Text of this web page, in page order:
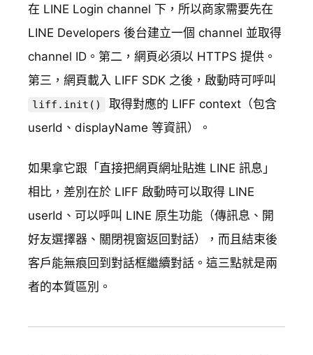
在 LINE Login channel 下，所以商家需要先在
LINE Developers 後台建立一個 channel 並取得
channel ID。第二，網頁必須以 HTTPS 提供。
第三，網頁載入 LIFF SDK 之後，啟動時可呼叫
liff.init()
取得對應的 LIFF context（包含
userId、displayName 等資訊）。
如果拿它跟「直接把網頁網址貼進 LINE 訊息」
相比，差別在於 LIFF 啟動時可以取得 LINE
userId、可以呼叫 LINE 原生功能（傳訊息、開
好友選擇器、關閉視窗返回對話），而且結束後
客戶能無痕回到對話框繼續對話。這三點就是兩
者的本質區別。